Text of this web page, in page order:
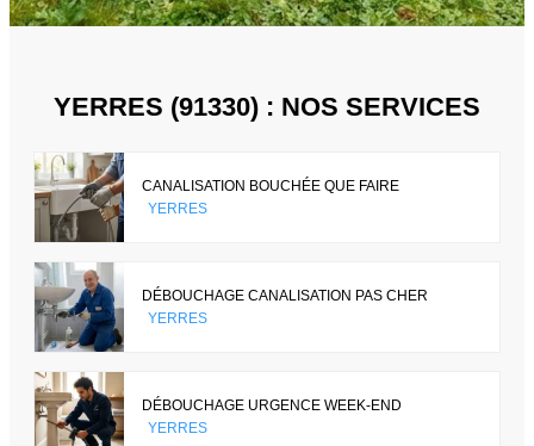
YERRES (91330) : NOS SERVICES
CANALISATION BOUCHÉE QUE FAIRE
YERRES
DÉBOUCHAGE CANALISATION PAS CHER
YERRES
DÉBOUCHAGE URGENCE WEEK-END
YERRES